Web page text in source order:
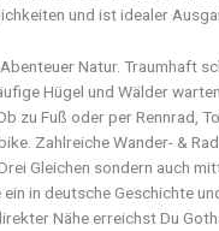
und ist idealer
Natur. Traumhaft
Hügel und Wälder
zu Fuß oder per Rennrad,
Zahlreiche Wander- &
Gleichen sondern auch
in deutsche Geschichte
Nähe erreichst Du